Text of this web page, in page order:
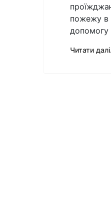
пожежу в
Читати